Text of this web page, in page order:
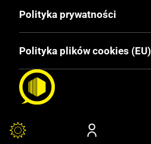
Liczba Stron
49.99 zł
9788328253568
Polityka prywatności
Polityka plików cookies (EU)